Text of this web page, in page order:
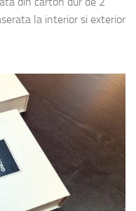
la interior si exterior